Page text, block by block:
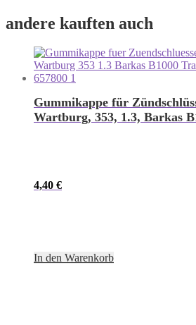
andere kauften auch
Gummikappe für
Wartburg, 353, 1.3, Barkas
4,40 €
In den Warenkorb